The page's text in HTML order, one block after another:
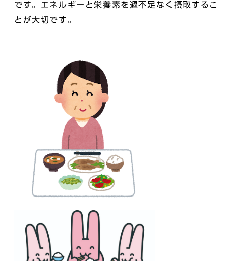
です。エネルギーと栄養素を過不足なく摂取するこ
とが大切です。